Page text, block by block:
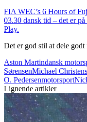
FIA WEC’s 6 Hours of
03.30 dansk tid – det er
Play.
Det er god stil at dele
Aston Martindansk
SørensenMichael
O. Pedersenmotorsport
Lignende artikler